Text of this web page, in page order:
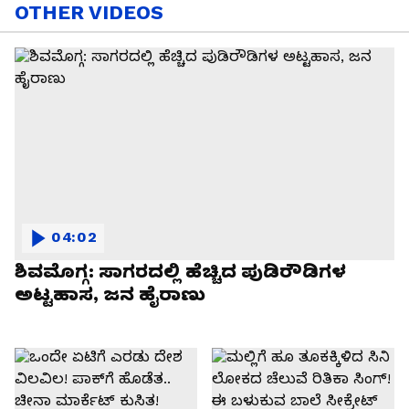
OTHER VIDEOS
ಶಿವಮೊಗ್ಗ: ಸಾಗರದಲ್ಲಿ ಹೆಚ್ಚಿದ ಪುಡಿರೌಡಿಗಳ
ಅಟ್ಟಹಾಸ, ಜನ ಹೈರಾಣು
04:02